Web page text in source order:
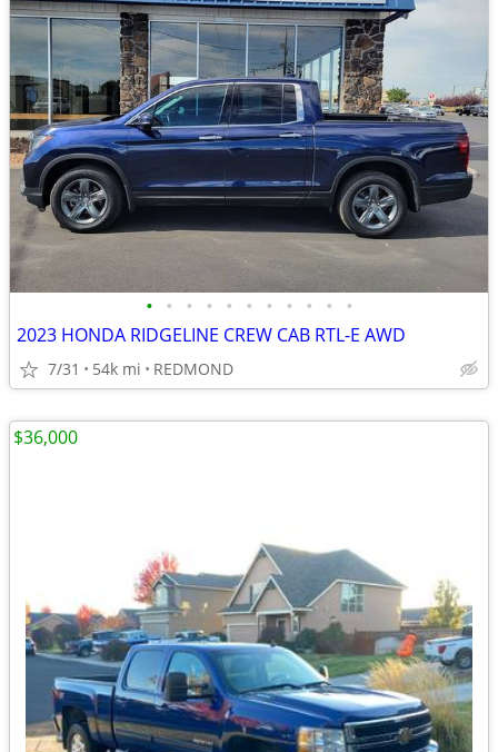
• • • • • • • • • • •
2023 HONDA RIDGELINE CREW CAB RTL-E AWD
7/31 54k mi REDMOND
$36,000